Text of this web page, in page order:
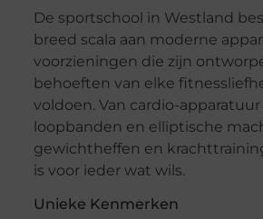
De sportschool in Westland
breed scala aan moderne
voorzieningen die zijn
behoeften van elke
voldoen. Van cardio-apparatuur
loopbanden en elliptische
gewichtheffen en
is voor ieder wat wils.
Unieke Kenmerken